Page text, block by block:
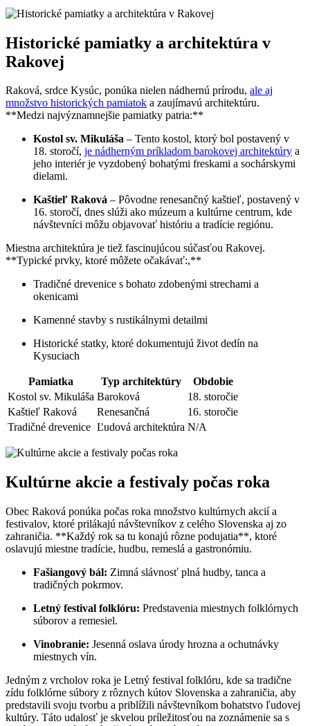
Historické pamiatky a architektúra v
Rakovej
Raková, srdce Kysúc, ponúka nielen nádhernú prírodu, ale aj
množstvo historických pamiatok a zaujímavú architektúru.
**Medzi najvýznamnejšie pamiatky patria:**
Kostol sv. Mikuláša – Tento kostol, ktorý bol postavený v
18. storočí, je nádherným príkladom barokovej architektúry a
jeho interiér je vyzdobený bohatými freskami a sochárskymi
dielami.
Kaštieľ Raková – Pôvodne renesančný kaštieľ, postavený v
16. storočí, dnes slúži ako múzeum a kultúrne centrum, kde
návštevníci môžu objavovať históriu a tradície regiónu.
Miestna architektúra je tiež fascinujúcou súčasťou Rakovej.
**Typické prvky, ktoré môžete očakávať:,**
Tradičné drevenice s bohato zdobenými strechami a
okenicami
Kamenné stavby s rustikálnymi detailmi
Historické statky, ktoré dokumentujú život dedín na
Kysuciach
Pamiatka Typ architektúry
Obdobie
Kostol sv. Mikuláša Baroková
18. storočie
Kaštieľ Raková
Renesančná
16. storočie
Tradičné drevenice Ľudová architektúra N/A
Kultúrne akcie a festivaly počas roka
Obec Raková ponúka počas roka množstvo kultúrnych akcií a
festivalov, ktoré prilákajú návštevníkov z celého Slovenska aj zo
zahraničia. **Každý rok sa tu konajú rôzne podujatia**, ktoré
oslavujú miestne tradície, hudbu, remeslá a gastronómiu.
Fašiangový bál: Zimná slávnosť plná hudby, tanca a
tradičných pokrmov.
Letný festival folklóru: Predstavenia miestnych folklórnych
súborov a remesiel.
Vinobranie: Jesenná oslava úrody hrozna a ochutnávky
miestnych vín.
Jedným z vrcholov roka je Letný festival folklóru, kde sa tradične
zídu folklórne súbory z rôznych kútov Slovenska a zahraničia, aby
predstavili svoju tvorbu a priblížili návštevníkom bohatstvo ľudovej
kultúry. Táto udalosť je skvelou príležitosťou na zoznámenie sa s